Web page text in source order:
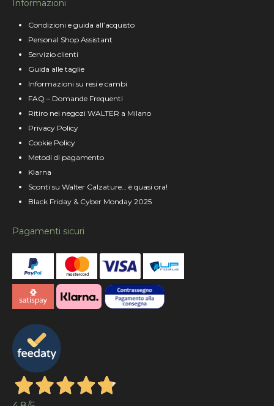
Informazioni
Condizioni e guida all’acquisto
Personal Shop Assistant
Servizio clienti
Guida alle taglie
Informazioni su resi e cambi
FAQ – Domande Frequenti
Ritiro nei negozi WALTER a Milano
Privacy Policy
Cookie Policy
Metodi di pagamento
Klarna
Sconti su Walter Calzature… è quasi ora!
Black Friday & Cyber Monday 2025
Pagamenti sicuri